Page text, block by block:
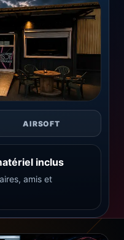
AIRSOFT
inclus
amis et